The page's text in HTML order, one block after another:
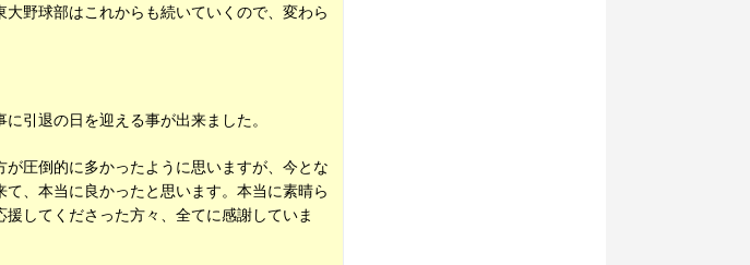
野球部はこれからも続いていくので、変わら
引退の日を迎える事が出来ました。
圧倒的に多かったように思いますが、今とな
、本当に良かったと思います。本当に素晴ら
してくださった方々、全てに感謝していま